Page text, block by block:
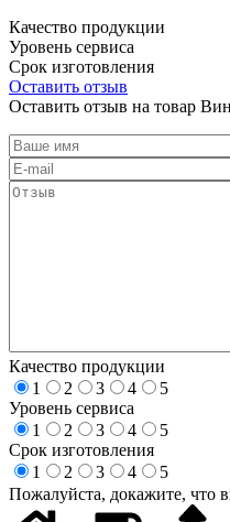
Качество продукции
Уровень сервиса
Срок изготовления
Оставить отзыв
Оставить отзыв на товар
Качество продукции
1
2 3 4
5
Уровень сервиса
1
2 3 4
5
Срок изготовления
1
2 3 4
5
Пожалуйста, докажите, что